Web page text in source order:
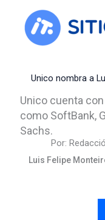
content
Unico nombra a
Unico cuenta
como SoftBank,
Sachs.
Por:
Luis Felipe